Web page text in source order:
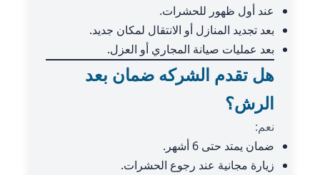
عند أول ظهور للحشرات.
بعد تجديد المنازل أو الانتقال لمكان جديد.
بعد عمليات صيانة المجاري أو العزل.
هل تقدم الشركه ضمان بعد
الرش؟
نعم:
ضمان يمتد حتى 6 أشهر.
زيارة مجانية عند رجوع الحشرات.